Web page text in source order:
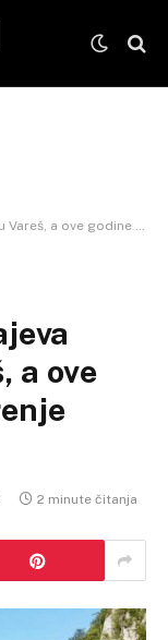
širenje linije do Maglaja
a ove
2 minute čitanja